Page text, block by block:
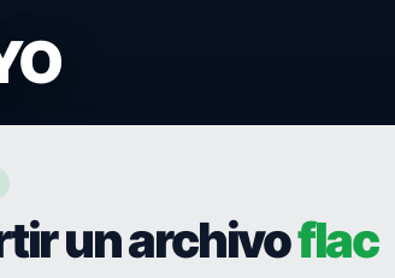
un archivoflac